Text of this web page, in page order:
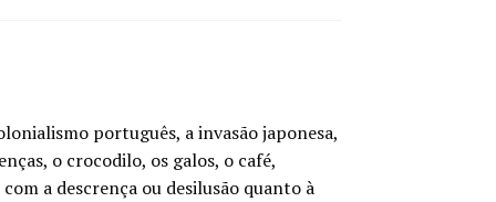
português, a invasão japonesa,
o crocodilo, os galos, o café,
a descrença ou desilusão quanto à